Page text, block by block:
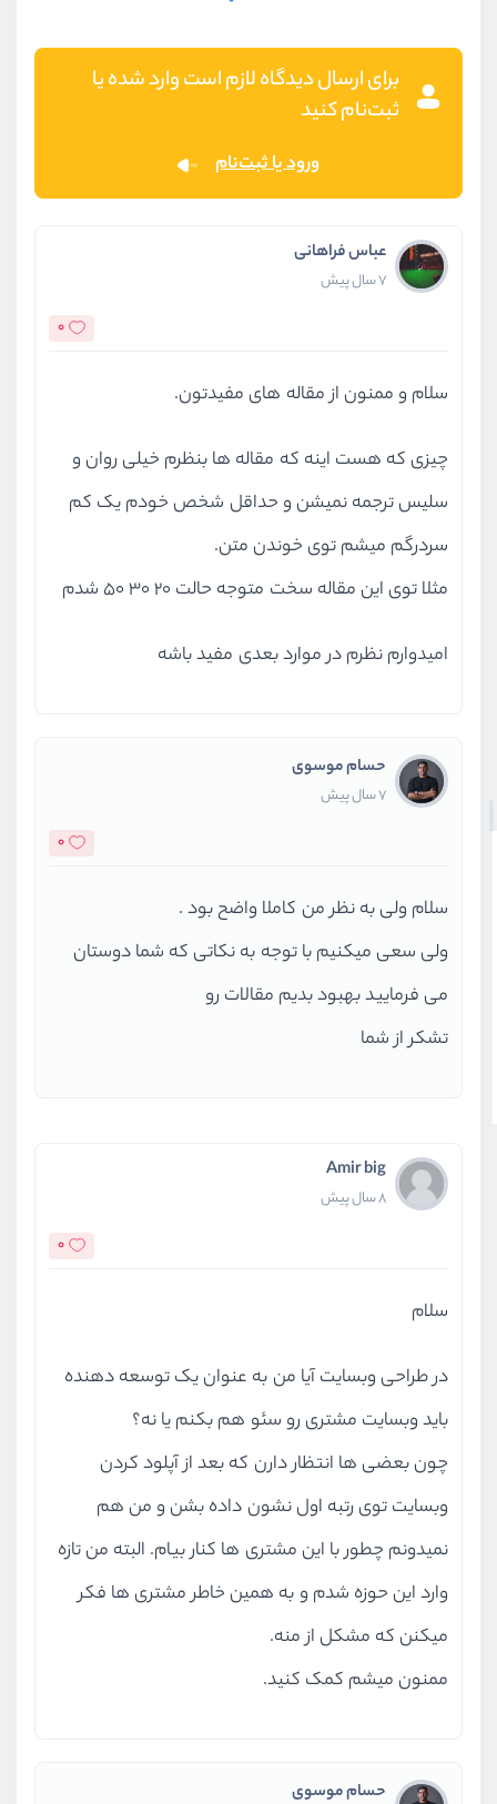
برای ارسال دیدگاه لازم است وارد شده یا
ثبت‌نام کنید
ورود یا ثبت‌نام
عباس فراهانی
7 سال پیش
0
سلام و ممنون از مقاله های مفیدتون.
چیزی که هست اینه که مقاله ها بنظرم خیلی روان و
سلیس ترجمه نمیشن و حداقل شخص خودم یک کم
سردرگم میشم توی خوندن متن.
مثلا توی این مقاله سخت متوجه حالت ۲۰ ۳۰ ۵۰ شدم
امیدوارم نظرم در موارد بعدی مفید باشه
حسام موسوی
7 سال پیش
0
سلام ولی به نظر من کاملا واضح بود .
ولی سعی میکنیم با توجه به نکاتی که شما دوستان
می فرمایید بهبود بدیم مقالات رو
تشکر از شما
Amir big
8 سال پیش
0
سلام
در طراحی وبسایت آیا من به عنوان یک توسعه دهنده
باید وبسایت مشتری رو سئو هم بکنم یا نه؟
چون بعضی ها انتظار دارن که بعد از آپلود کردن
وبسایت توی رتبه اول نشون داده بشن و من هم
نمیدونم چطور با این مشتری ها کنار بیام. البته من تازه
وارد این حوزه شدم و به همین خاطر مشتری ها فکر
میکنن که مشکل از منه.
ممنون میشم کمک کنید.
حسام موسوی